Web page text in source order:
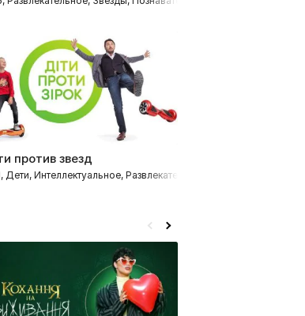
против звезд
Дети, Интеллектуальное, Развлекательное, Звёзды